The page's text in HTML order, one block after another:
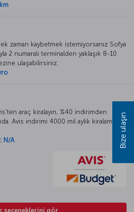
zaman kaybetmek istemiyorsanız Sofya
2 numaralı terminalden yaklaşık 8-10
ulaşabilirsiniz.
araç kiralayın, %40 indirimden
Avis indirimi 4000 mil aylık kiralamada
N/A
seçeneklerini gör
Bize ulaşın